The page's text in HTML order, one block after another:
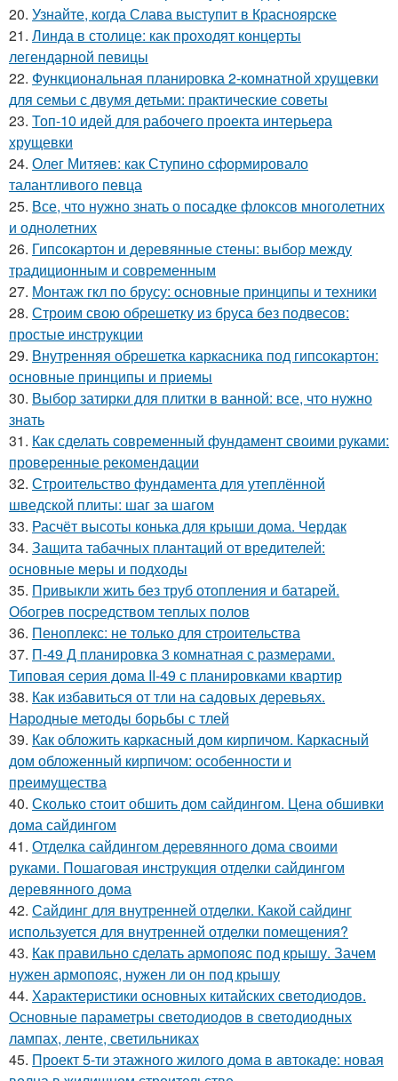
20. Узнайте, когда Слава выступит в Красноярске
21. Линда в столице: как проходят концерты
легендарной певицы
22. Функциональная планировка 2-комнатной хрущевки
для семьи с двумя детьми: практические советы
23. Топ-10 идей для рабочего проекта интерьера
хрущевки
24. Олег Митяев: как Ступино сформировало
талантливого певца
25. Все, что нужно знать о посадке флоксов многолетних
и однолетних
26. Гипсокартон и деревянные стены: выбор между
традиционным и современным
27. Монтаж гкл по брусу: основные принципы и техники
28. Строим свою обрешетку из бруса без подвесов:
простые инструкции
29. Внутренняя обрешетка каркасника под гипсокартон:
основные принципы и приемы
30. Выбор затирки для плитки в ванной: все, что нужно
знать
31. Как сделать современный фундамент своими руками:
проверенные рекомендации
32. Строительство фундамента для утеплённой
шведской плиты: шаг за шагом
33. Расчёт высоты конька для крыши дома. Чердак
34. Защита табачных плантаций от вредителей:
основные меры и подходы
35. Привыкли жить без труб отопления и батарей.
Обогрев посредством теплых полов
36. Пеноплекс: не только для строительства
37. П-49 Д планировка 3 комнатная с размерами.
Типовая серия дома II-49 с планировками квартир
38. Как избавиться от тли на садовых деревьях.
Народные методы борьбы с тлей
39. Как обложить каркасный дом кирпичом. Каркасный
дом обложенный кирпичом: особенности и
преимущества
40. Сколько стоит обшить дом сайдингом. Цена обшивки
дома сайдингом
41. Отделка сайдингом деревянного дома своими
руками. Пошаговая инструкция отделки сайдингом
деревянного дома
42. Сайдинг для внутренней отделки. Какой сайдинг
используется для внутренней отделки помещения?
43. Как правильно сделать армопояс под крышу. Зачем
нужен армопояс, нужен ли он под крышу
44. Характеристики основных китайских светодиодов.
Основные параметры светодиодов в светодиодных
лампах, ленте, светильниках
45. Проект 5-ти этажного жилого дома в автокаде: новая